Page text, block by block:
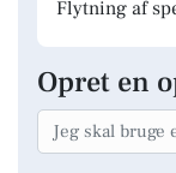
Flytning af
Opret en